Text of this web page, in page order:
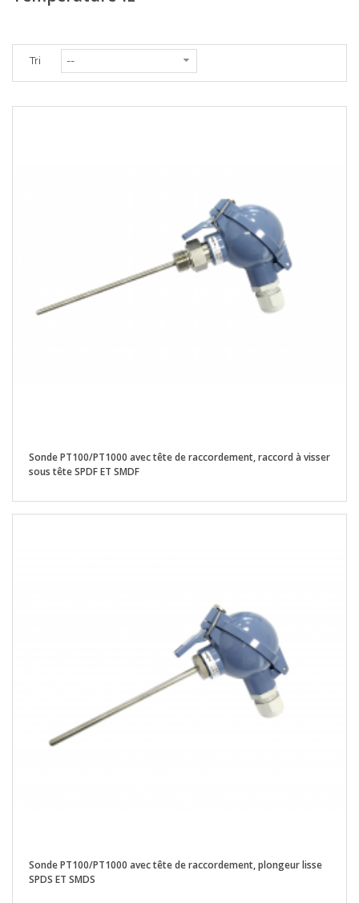
Tri
Sonde PT100/PT1000 avec tête de raccordement, raccord à visser
sous tête SPDF ET SMDF
Sonde PT100/PT1000 avec tête de raccordement, plongeur lisse
SPDS ET SMDS